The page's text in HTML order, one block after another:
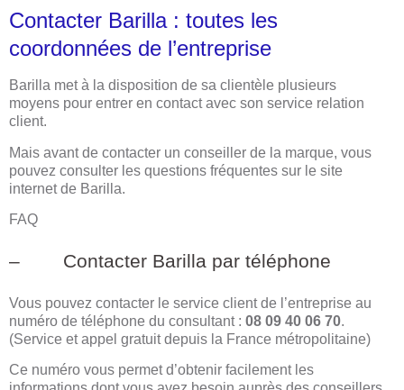
Contacter Barilla : toutes les
coordonnées de l’entreprise
Barilla met à la disposition de sa clientèle plusieurs
moyens pour entrer en contact avec son service relation
client.
Mais avant de contacter un conseiller de la marque, vous
pouvez consulter les questions fréquentes sur le site
internet de Barilla.
FAQ
– Contacter Barilla par téléphone
Vous pouvez contacter le service client de l’entreprise au
numéro de téléphone du consultant : 08 09 40 06 70.
(Service et appel gratuit depuis la France métropolitaine)
Ce numéro vous permet d’obtenir facilement les